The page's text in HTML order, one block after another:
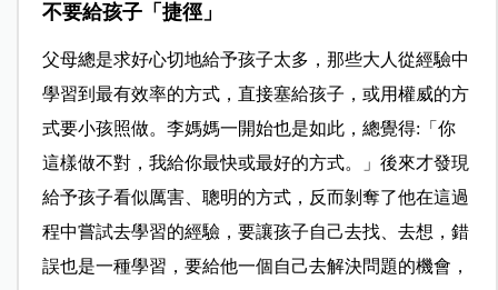
不要給孩子「捷徑」
父母總是求好心切地給予孩子太多，那些大人從經驗中
學習到最有效率的方式，直接塞給孩子，或用權威的方
式要小孩照做。李媽媽一開始也是如此，總覺得:「你
這樣做不對，我給你最快或最好的方式。」後來才發現
給予孩子看似厲害、聰明的方式，反而剝奪了他在這過
程中嘗試去學習的經驗，要讓孩子自己去找、去想，錯
誤也是一種學習，要給他一個自己去解決問題的機會，